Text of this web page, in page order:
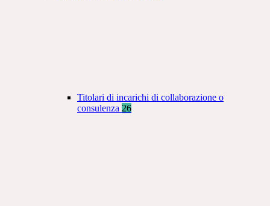
Titolari di incarichi di collaborazione o
consulenza 26